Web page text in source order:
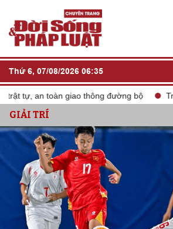
Thứ 6, 07/08/2026 06:35
an toàn giao thông đường bộ Triển
GIẢI TRÍ